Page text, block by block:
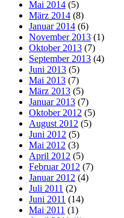
Mai 2014 (5)
März 2014 (8)
Januar 2014 (6)
November 2013 (1)
Oktober 2013 (7)
September 2013 (4)
Juni 2013 (5)
Mai 2013 (7)
März 2013 (5)
Januar 2013 (7)
Oktober 2012 (5)
August 2012 (5)
Juni 2012 (5)
Mai 2012 (3)
April 2012 (5)
Februar 2012 (7)
Januar 2012 (4)
Juli 2011 (2)
Juni 2011 (14)
Mai 2011 (1)